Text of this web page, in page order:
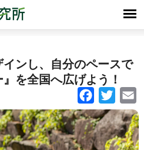
ンし、自分のペースで
を全国へ広げよう！
Facebook Twitter